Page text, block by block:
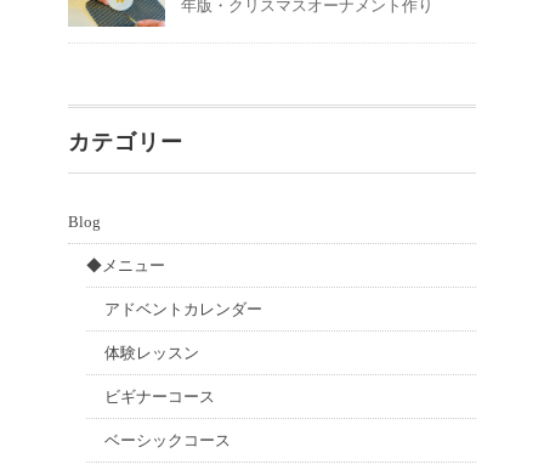
年版・クリスマスオーナメント作り
カテゴリー
Blog
◆メニュー
アドベントカレンダー
体験レッスン
ビギナーコース
ベーシックコース